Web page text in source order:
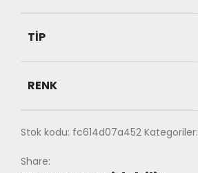
TIP
RENK
Stok kodu: fc614d07a452 Kategoriler:
Share: